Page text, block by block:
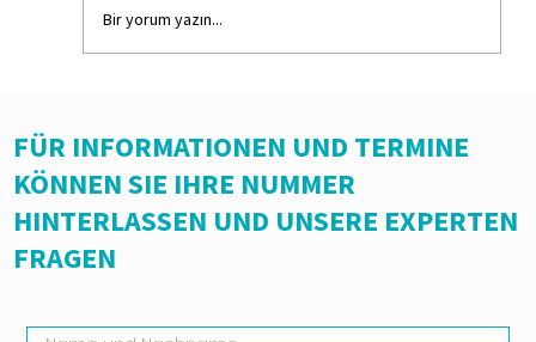
einige wichtige Dinge beachtet werden:
Bir yorum yazın...
FÜR INFORMATIONEN UND TERMINE
KÖNNEN SIE IHRE NUMMER
HINTERLASSEN UND UNSERE EXPERTEN
FRAGEN